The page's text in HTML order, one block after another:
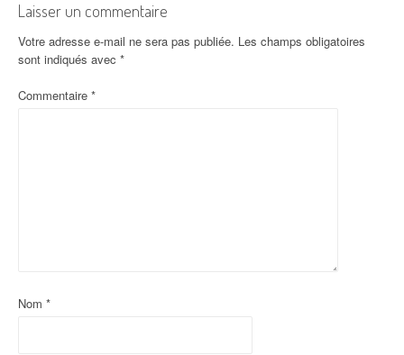
g
a
t
r
Laisser un commentaire
Votre adresse e-mail ne sera pas publiée. Les champs obligatoires
sont indiqués avec *
Commentaire *
Nom *